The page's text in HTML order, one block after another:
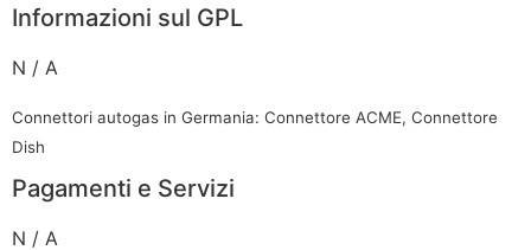
Informazioni sul GPL
N / A
Connettori autogas in Germania: Connettore ACME, Connettore
Dish
Pagamenti e Servizi
N / A